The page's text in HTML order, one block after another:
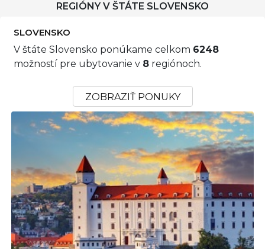
REGIÓNY V ŠTÁTE SLOVENSKO
SLOVENSKO
V štáte Slovensko ponúkame celkom 6248
možností pre ubytovanie v 8 regiónoch.
ZOBRAZIŤ PONUKY